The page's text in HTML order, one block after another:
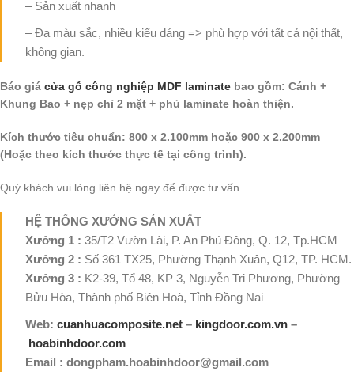
– Sản xuất nhanh
– Đa màu sắc, nhiều kiểu dáng => phù hợp với tất cả nội thất,
không gian.
Báo giá cửa gỗ công nghiệp MDF laminate bao gồm: Cánh +
Khung Bao + nẹp chỉ 2 mặt + phủ laminate hoàn thiện.
Kích thước tiêu chuẩn: 800 x 2.100mm hoặc 900 x 2.200mm
(Hoặc theo kích thước thực tế tại công trình).
Quý khách vui lòng liên hệ ngay để được tư vấn.
HỆ THỐNG XƯỞNG SẢN XUẤT
Xưởng 1 : 35/T2 Vườn Lài, P. An Phú Đông, Q. 12, Tp.HCM
Xưởng 2 : Số 361 TX25, Phường Thạnh Xuân, Q12, TP. HCM.
Xưởng 3 : K2-39, Tổ 48, KP 3, Nguyễn Tri Phương, Phường
Bửu Hòa, Thành phố Biên Hoà, Tỉnh Đồng Nai
Web: cuanhuacomposite.net – kingdoor.com.vn –
hoabinhdoor.com
Email : dongpham.hoabinhdoor@gmail.com